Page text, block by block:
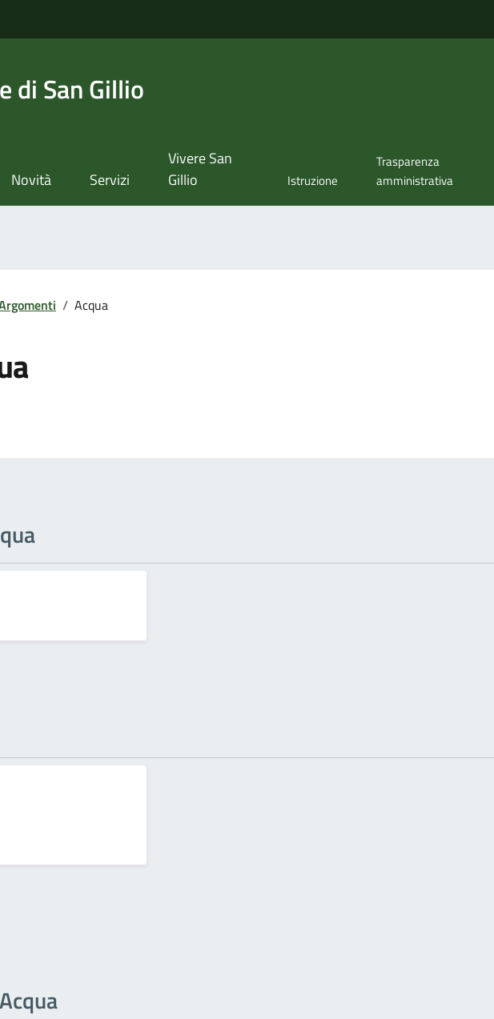
di San Gillio
Novità Servizi
Vivere San
Gillio
Istruzione
Trasparenza
amministrativa
/ Acqua